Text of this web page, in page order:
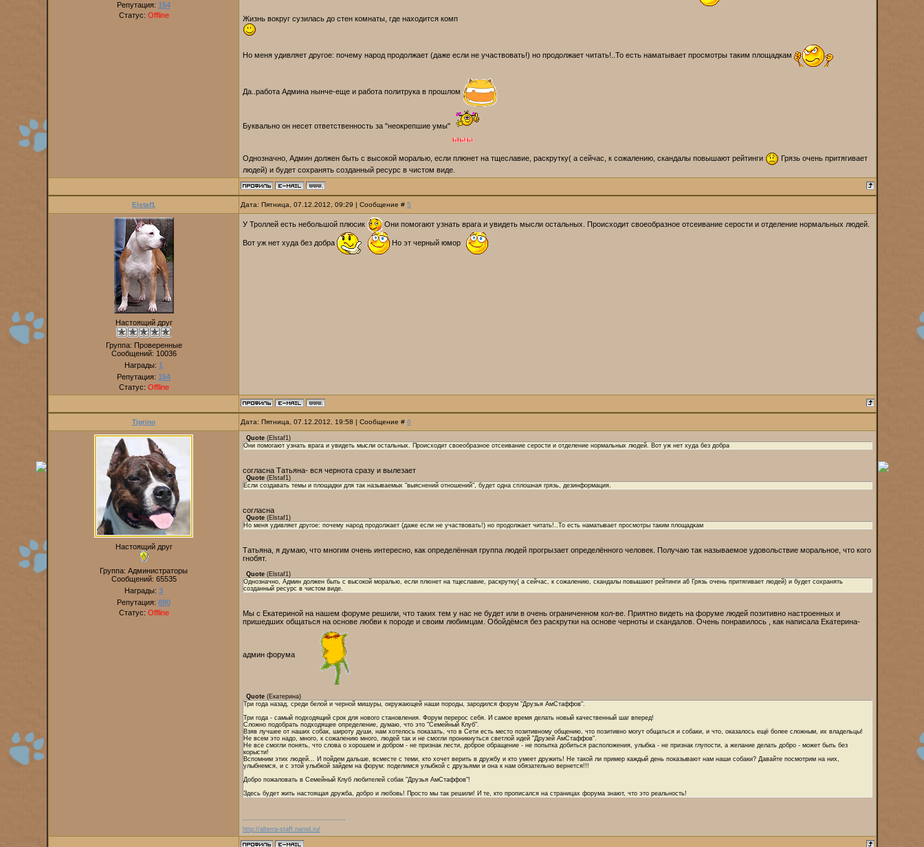
Репутация: 154
Статус: Offline Жизнь вокруг сузилась до стен комнаты, где находится комп
Но меня удивляет другое: почему народ продолжает (даже если не участвовать!) но продолжает читать!..То есть наматывает просмотры таким площадкам
Да..работа Админа нынче-еще и работа политрука в прошлом
Буквально он несет ответственность за "неокрепшие умы"
Однозначно, Админ должен быть с высокой моралью, если плюнет на тщеславие, раскрутку( а сейчас, к сожалению, скандалы повышают рейтинги
Грязь очень притягивает
людей) и будет сохранять созданный ресурс в чистом виде.
Elstaf1 Дата: Пятница, 07.12.2012, 09:29 | Сообщение # 5
Настоящий друг
Группа: Проверенные
Сообщений: 10036
Награды: 1
Репутация: 154
Статус: Offline
У Троллей есть небольшой плюсик Они помогают узнать врага и увидеть мысли остальных. Происходит своеобразное отсеивание серости и отделение нормальных людей.
Вот уж нет худа без добра Но эт черный юмор
Tigrino Дата: Пятница, 07.12.2012, 19:58 | Сообщение # 6
Настоящий друг
Группа: Администраторы
Сообщений: 65535
Награды: 3
Репутация: 890
Статус: Offline
Quote (Elstaf1)
Они помогают узнать врага и увидеть мысли остальных. Происходит своеобразное отсеивание серости и отделение нормальных людей. Вот уж нет худа без добра
согласна Татьяна- вся чернота сразу и вылезает
Quote (Elstaf1)
Если создавать темы и площадки для так называемых "выяснений отношений", будет одна сплошная грязь, дезинформация.
согласна
Quote (Elstaf1)
Но меня удивляет другое: почему народ продолжает (даже если не участвовать!) но продолжает читать!..То есть наматывает просмотры таким площадкам
Татьяна, я думаю, что многим очень интересно, как определённая группа людей прогрызает определённого человек. Получаю так называемое удовольствие моральное, что кого
гнобят.
Quote (Elstaf1)
Однозначно, Админ должен быть с высокой моралью, если плюнет на тщеславие, раскрутку( а сейчас, к сожалению, скандалы повышают рейтинги a6 Грязь очень притягивает людей) и будет сохранять
созданный ресурс в чистом виде.
Мы с Екатериной на нашем форуме решили, что таких тем у нас не будет или в очень ограниченном кол-ве. Приятно видеть на форуме людей позитивно настроенных и
пришедших общаться на основе любви к породе и своим любимцам. Обойдёмся без раскрутки на основе черноты и скандалов. Очень понравилось , как написала Екатерина-
админ форума
Quote (Екатерина)
Три года назад, среди белой и черной мишуры, окружающей наши породы, зародился форум "Друзья АмСтаффов".
Три года - самый подходящий срок для нового становления. Форум перерос себя. И самое время делать новый качественный шаг вперед!
Сложно подобрать подходящее определение, думаю, что это "Семейный Клуб".
Взяв лучшее от наших собак, широту души, нам хотелось показать, что в Сети есть место позитивному общению, что позитивно могут общаться и собаки, и что, оказалось ещё более сложным, их владельцы!
Не всем это надо, много, к сожалению много, людей так и не смогли проникнуться светлой идей "Друзей АмСтаффов".
Не все смогли понять, что слова о хорошем и добром - не признак лести, доброе обращение - не попытка добиться расположения, улыбка - не признак глупости, а желание делать добро - может быть без
корысти!
Вспомним этих людей... И пойдем дальше, всместе с теми, кто хочет верить в дружбу и кто умеет дружить! Не такой ли пример каждый день показывают нам наши собаки? Давайте посмотрим на них,
улыбнемся, и с этой улыбкой зайдем на форум: поделимся улыбкой с друзьями и она к нам обязательно вернется!!!
Добро пожаловать в Семейный Клуб любителей собак "Друзья АмСтаффов"!
Здесь будет жить настоящая дружба, добро и любовь! Просто мы так решили! И те, кто прописался на страницах форума знают, что это реальность!
http://alterra-staff.narod.ru/